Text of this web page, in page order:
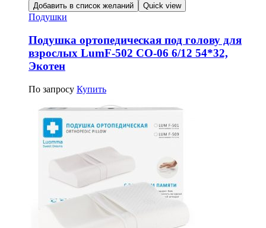
Добавить в список желаний Quick view
Подушки
Подушка ортопедическая под голову для
взрослых LumF-502 CО-06 6/12 54*32,
Экотен
По запросу Купить